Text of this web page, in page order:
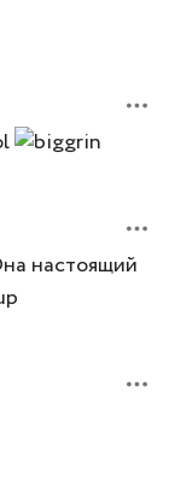
настоящий